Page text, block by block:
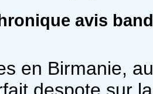
avis
en Birmanie,